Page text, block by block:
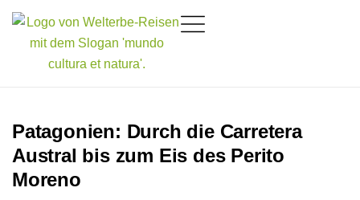
springen
Patagonien: Durch die Carretera
Austral bis zum Eis des Perito
Moreno